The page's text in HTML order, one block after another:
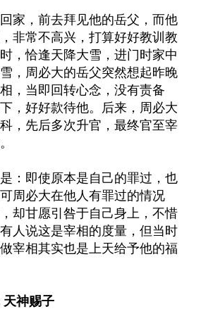
家，前去拜见他的岳父，而他
非常不高兴，打算好好教训教
，恰逢天降大雪，进门时家中
，周必大的岳父突然想起昨晚
，当即回转心念，没有责备
，好好款待他。后来，周必大
，先后多次升官，最终官至宰
：即使原本是自己的罪过，也
周必大在他人有罪过的情况
却甘愿引咎于自己身上，不惜
人说这是宰相的度量，但当时
宰相其实也是上天给予他的福
天神赐子